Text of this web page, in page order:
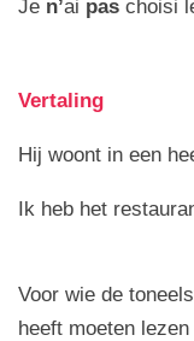
Je n’ai pas choisi
Vertaling
Hij woont in
Ik heb het
Voor wie de
heeft moeten